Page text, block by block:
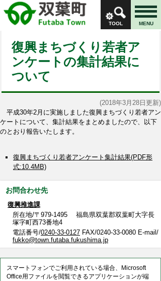
TOOL MENU
復興まちづくり若者ア
ンケートの集計結果に
ついて
(2018年3月28日更新)
平成30年2月に実施しました復興まちづくり若者アン
ケートについて、集計結果をまとめましたので、以下
のとおり報告いたします。
復興まちづくり若者アンケート集計結果(PDF形
式:10.4MB)
お問合わせ先
復興推進課
所在地/〒979-1495 福島県双葉郡双葉町大字長
塚字町西73番地4
電話番号/0240-33-0127 FAX/0240-33-0080 E-mail/
fukko@town.futaba.fukushima.jp
スマートフォンでご利用されている場合、Microsoft
Office用ファイルを閲覧できるアプリケーションが端